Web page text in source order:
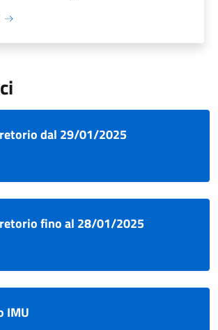
dal 29/01/2025
fino al 28/01/2025
IMU